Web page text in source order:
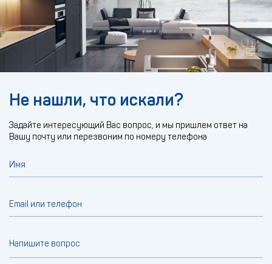
Не нашли, что искали?
Задайте интересующий Вас вопрос, и мы пришлем ответ на
Вашу почту или перезвоним по номеру телефона
Имя
Email или телефон
Напишите вопрос